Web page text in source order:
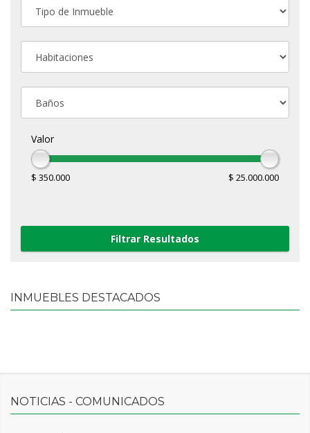
Valor
$ 350.000 $ 25.000.000
INMUEBLES DESTACADOS
NOTICIAS - COMUNICADOS